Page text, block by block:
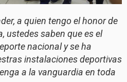
a quien tengo el honor de
ustedes saben que es el
nacional y se ha
instalaciones deportivas
a la vanguardia en toda